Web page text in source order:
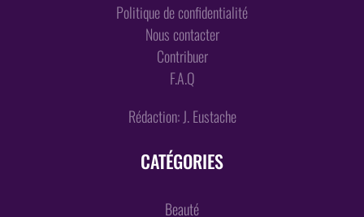
Politique de confidentialité
Nous contacter
Contribuer
F.A.Q
Rédaction: J. Eustache
CATÉGORIES
Beauté